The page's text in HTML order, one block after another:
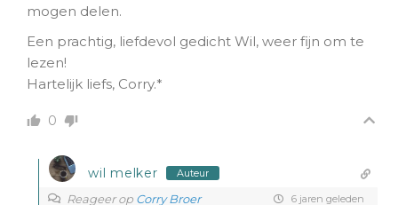
mogen delen.
Een prachtig, liefdevol gedicht Wil, weer fijn om te
lezen!
Hartelijk liefs, Corry.*
0
wil melker Auteur
Reageer op Corry Broer 6 jaren geleden